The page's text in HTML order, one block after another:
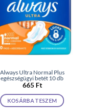
Always Ultra Normal Plus
egészségügyi betét 10 db
665 Ft
KOSÁRBA TESZEM